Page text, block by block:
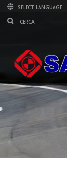
SELECT LANGUAGE